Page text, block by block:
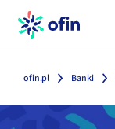
ofin.pl Banki